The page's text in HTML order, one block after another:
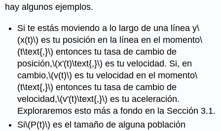
hay algunos ejemplos.
Si te estás moviendo a lo largo de una línea y\
(x(t)\) es tu posición en la línea en el momento\
(t\text{,}\) entonces tu tasa de cambio de
posición,\(x'(t)\text{,}\) es tu velocidad. Si, en
cambio,\(v(t)\) es tu velocidad en el momento\
(t\text{,}\) entonces tu tasa de cambio de
velocidad,\(v'(t)\text{,}\) es tu aceleración.
Exploraremos esto más a fondo en la Sección 3.1.
Si\(P(t)\) es el tamaño de alguna población